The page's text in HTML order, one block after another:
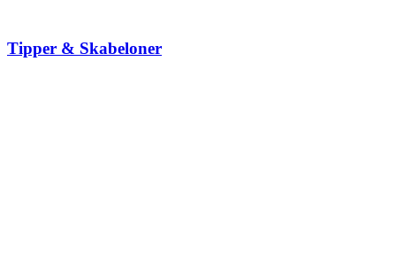
Tipper & Skabeloner